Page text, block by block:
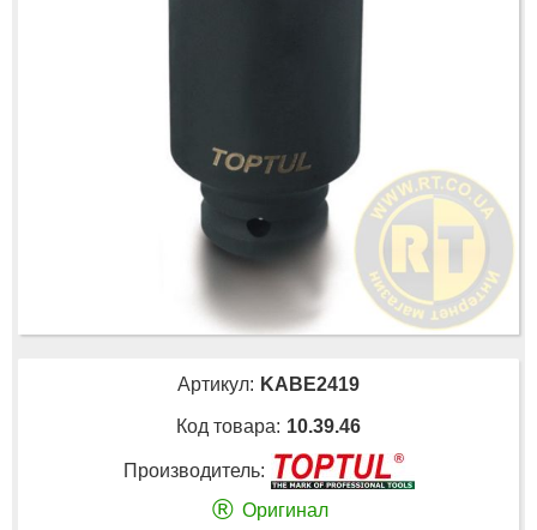
Артикул: KABE2419
Код товара: 10.39.46
Производитель:
® Оригинал